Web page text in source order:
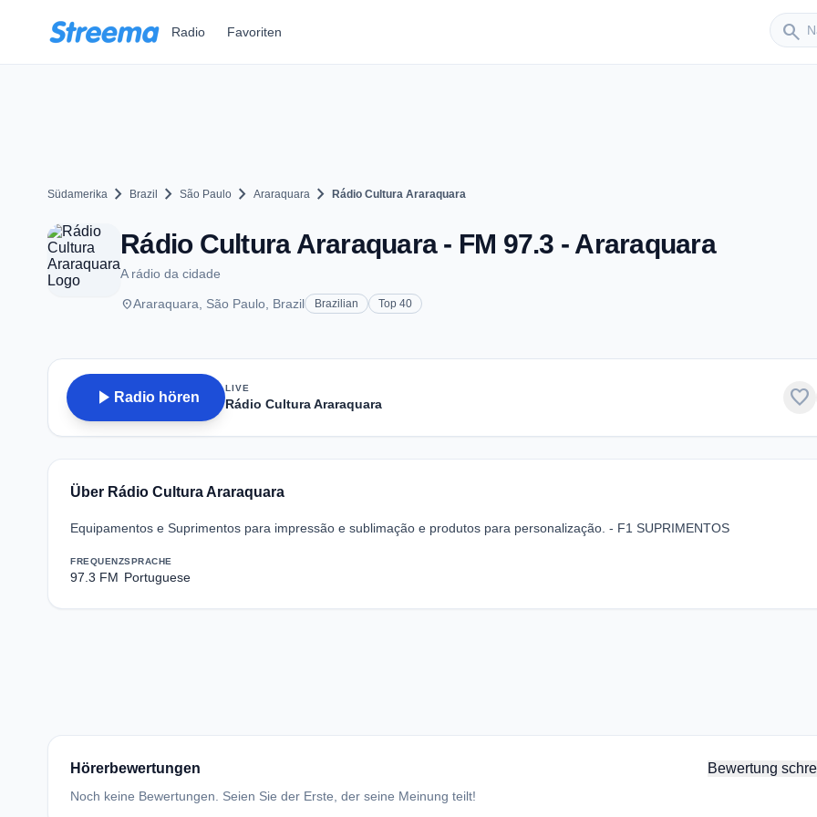
Radio Favoriten search
Südamerika chevron_right Brazil chevron_right São Paulo chevron_right Araraquara chevron_right Rádio Cultura Araraquara
Rádio Cultura Araraquara - FM 97.3 - Araraquara
A rádio da cidade
placeAraraquara, São Paulo, Brazil Brazilian Top 40
play_arrow Radio hören
LIVE
Rádio Cultura Araraquara favorite
Über Rádio Cultura Araraquara
Equipamentos e Suprimentos para impressão e sublimação e produtos para personalização. - F1 SUPRIMENTOS
FREQUENZ
97.3 FM
SPRACHE
Portuguese
Hörerbewertungen Bewertung
Noch keine Bewertungen. Seien Sie der Erste, der seine Meinung teilt!